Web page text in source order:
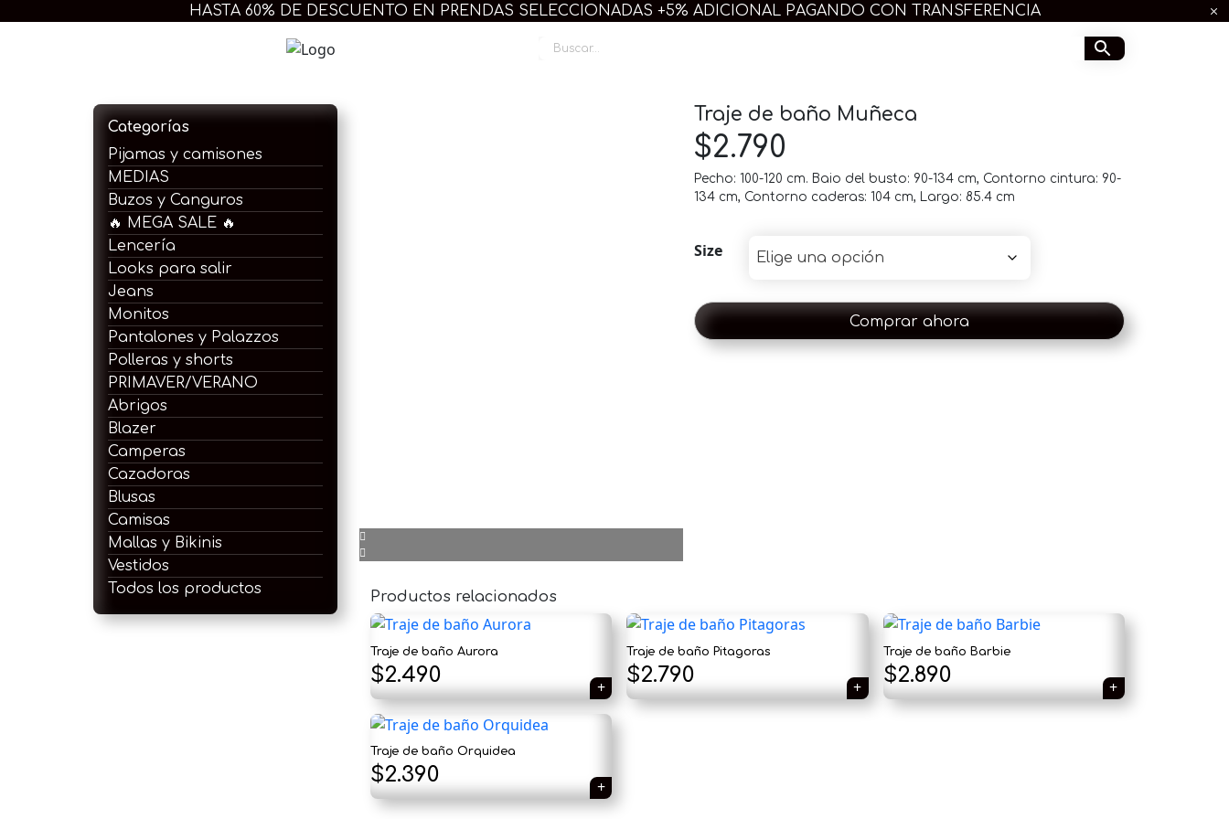
HASTA 60% DE DESCUENTO EN PRENDAS SELECCIONADAS +5% ADICIONAL PAGANDO CON TRANSFERENCIA
Categorías
Pijamas y camisones
MEDIAS
Buzos y Canguros
🔥 MEGA SALE 🔥
Lencería
Looks para salir
Jeans
Monitos
Pantalones y Palazzos
Polleras y shorts
PRIMAVER/VERANO
Abrigos
Blazer
Camperas
Cazadoras
Blusas
Camisas
Mallas y Bikinis
Vestidos
Todos los productos
Traje de baño Muñeca
$2.790
Pecho: 100-120 cm. Baio del busto: 90-134 cm, Contorno cintura: 90-
134 cm, Contorno caderas: 104 cm, Largo: 85.4 cm
Size
Comprar ahora
Productos relacionados
Traje de baño Aurora
$2.490
Traje de baño Pitagoras
$2.790
Traje de baño Barbie
$2.890
Traje de baño Orquidea
$2.390
Tu carrito está vacío.
Agregá un producto y aparecerá acá
automáticamente.